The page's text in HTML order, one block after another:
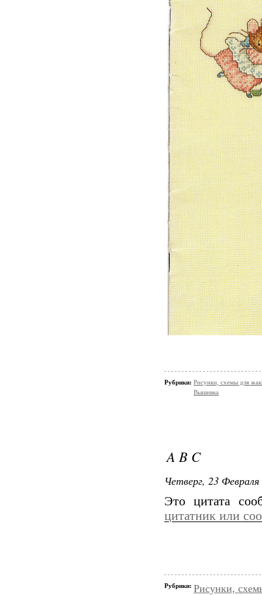
Рубрики: Рисунки, схемы для
Вышивка
A B C
Четверг, 23
Это цитата
цитатник или
Рубрики: Рисунки,